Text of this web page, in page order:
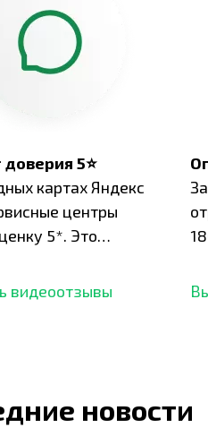
5⭐
картах Яндекс
центры
5*. Это
видеоотзывы
новости